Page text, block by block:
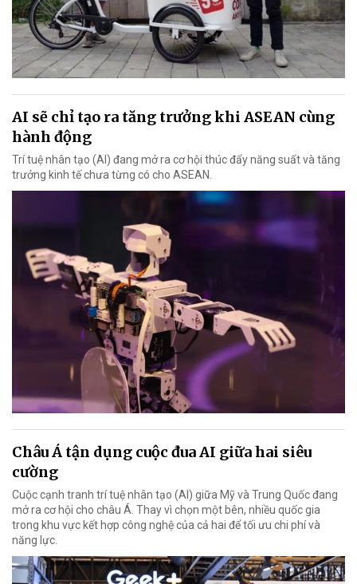
AI sẽ chỉ tạo ra tăng trưởng khi ASEAN cùng
hành động
Trí tuệ nhân tạo (AI) đang mở ra cơ hội thúc đẩy năng suất và tăng
trưởng kinh tế chưa từng có cho ASEAN.
Châu Á tận dụng cuộc đua AI giữa hai siêu
cường
Cuộc cạnh tranh trí tuệ nhân tạo (AI) giữa Mỹ và Trung Quốc đang
mở ra cơ hội cho châu Á. Thay vì chọn một bên, nhiều quốc gia
trong khu vực kết hợp công nghệ của cả hai để tối ưu chi phí và
năng lực.